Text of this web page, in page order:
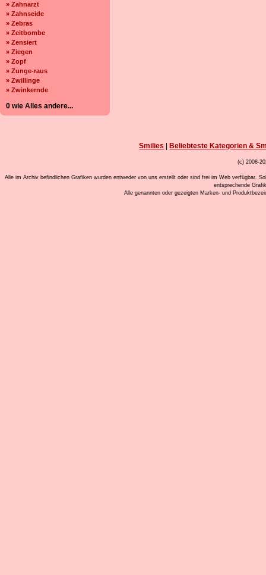
» Zahnarzt
» Zahnseide
» Zebras
» Zeitbombe
» Zensiert
» Ziegen
» Zopf
» Zunge-raus
» Zwillinge
» Zwinkernde
0 wie Alles andere...
Smilies Beliebteste Kategorien &
(c) 2008-
Alle im Archiv befindlichen Grafiken wurden entweder von uns erstellt oder sind frei im Web verfügbar.
entsprechende
Alle genannten oder gezeigten Marken- und